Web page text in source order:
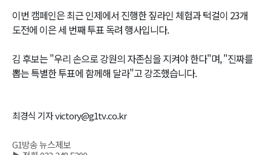
이번 캠페인은 최근 인제에서 진행한 짚라인 체험과 턱걸이 23개
도전에 이은 세 번째 투표 독려 행사입니다.
김 후보는 "우리 손으로 강원의 자존심을 지켜야 한다"며, "진짜를
뽑는 특별한 투표에 함께해 달라"고 강조했습니다.
최경식 기자 victory@g1tv.co.kr
G1방송 뉴스제보